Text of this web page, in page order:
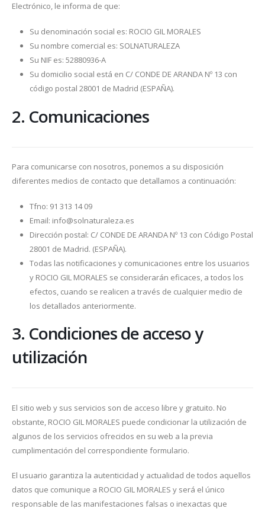
Electrónico, le informa de que:
Su denominación social es: ROCIO GIL MORALES
Su nombre comercial es: SOLNATURALEZA
Su NIF es: 52880936-A
Su domicilio social está en C/ CONDE DE ARANDA Nº 13 con
código postal 28001 de Madrid (ESPAÑA).
2. Comunicaciones
Para comunicarse con nosotros, ponemos a su disposición
diferentes medios de contacto que detallamos a continuación:
Tfno: 91 313 14 09
Email: info@solnaturaleza.es
Dirección postal: C/ CONDE DE ARANDA Nº 13 con Código Postal
28001 de Madrid. (ESPAÑA).
Todas las notificaciones y comunicaciones entre los usuarios
y ROCIO GIL MORALES se considerarán eficaces, a todos los
efectos, cuando se realicen a través de cualquier medio de
los detallados anteriormente.
3. Condiciones de acceso y
utilización
El sitio web y sus servicios son de acceso libre y gratuito. No
obstante, ROCIO GIL MORALES puede condicionar la utilización de
algunos de los servicios ofrecidos en su web a la previa
cumplimentación del correspondiente formulario.
El usuario garantiza la autenticidad y actualidad de todos aquellos
datos que comunique a ROCIO GIL MORALES y será el único
responsable de las manifestaciones falsas o inexactas que